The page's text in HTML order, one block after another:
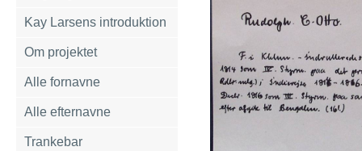
Kay Larsens introduktion
Om projektet
Alle fornavne
Alle efternavne
Trankebar